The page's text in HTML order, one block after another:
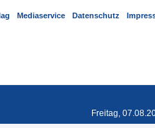
Mediaservice Datenschutz
Freitag,